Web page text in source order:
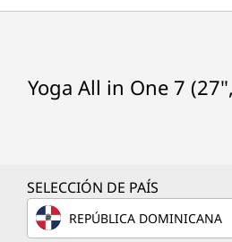
AMD Ryzen™ 5 5600H
AMD Ryzen 7 5800H
Sistema operativo
Windows 10 Pro
Windows 10 Home
Yoga All in One 7
SELECCIÓN DE PAÍS
REPÚBLICA DOMINICANA